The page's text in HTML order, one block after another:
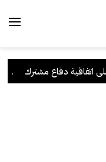
اتفاقية دفاع مشترك